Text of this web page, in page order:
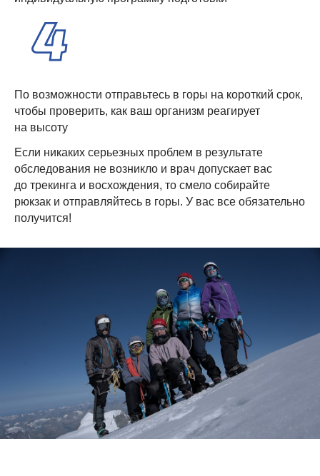
По возможности отправьтесь в горы на короткий срок,
чтобы проверить, как ваш организм реагирует
на высоту
Если никаких серьезных проблем в результате
обследования не возникло и врач допускает вас
до трекинга и восхождения, то смело собирайте
рюкзак и отправляйтесь в горы. У вас все обязательно
получится!